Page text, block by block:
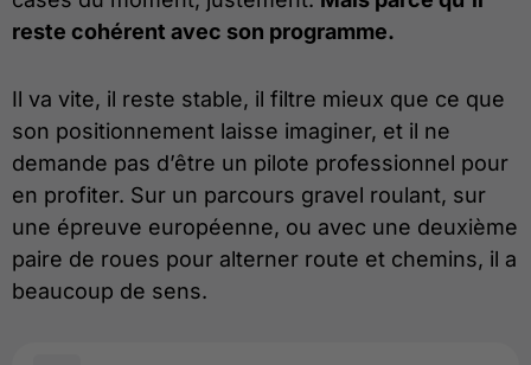
reste cohérent avec son programme.
Il va vite, il reste stable, il filtre mieux que ce que
son positionnement laisse imaginer, et il ne
demande pas d’être un pilote professionnel pour
en profiter. Sur un parcours gravel roulant, sur
une épreuve européenne, ou avec une deuxième
paire de roues pour alterner route et chemins, il a
beaucoup de sens.